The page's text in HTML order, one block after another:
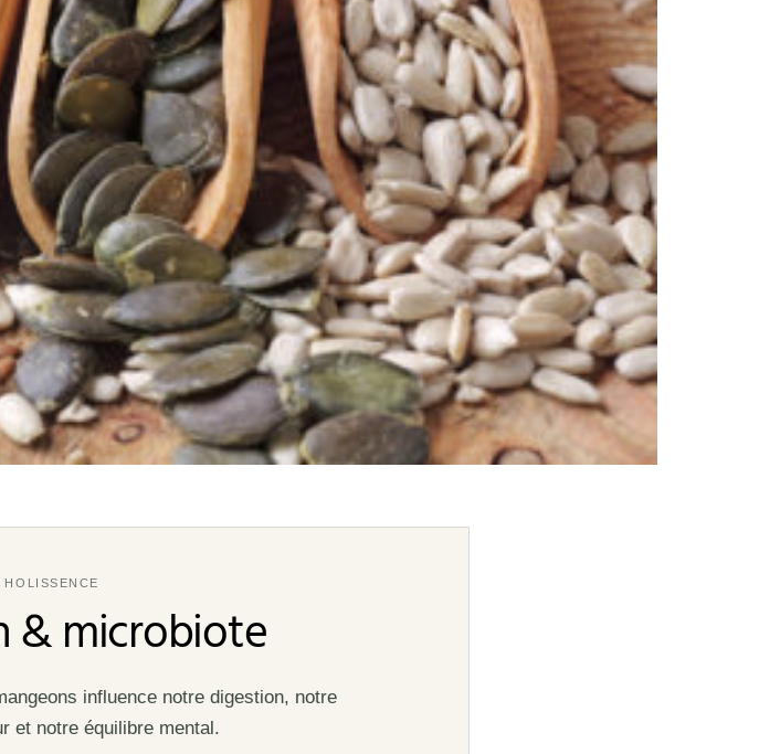
HOLISSENCE
& microbiote
influence notre digestion, notre
et notre équilibre mental.